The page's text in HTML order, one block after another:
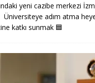
yeni cazibe merkezi
Üniversiteye adım atma
katkı sunmak 🟦